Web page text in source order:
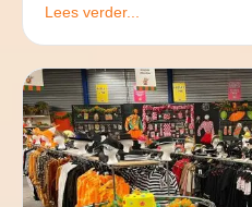
Lees verder...